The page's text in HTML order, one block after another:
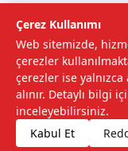
2026Tarımcom